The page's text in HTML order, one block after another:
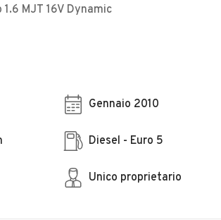
MJT 16V Dynamic
Gennaio 2010
Diesel - Euro 5
Unico proprietario